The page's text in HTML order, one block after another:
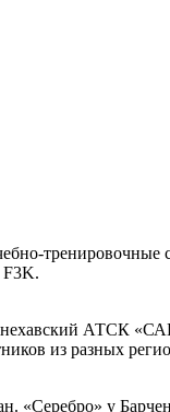
F3K.
АТСК
из разных
«Серебро» у